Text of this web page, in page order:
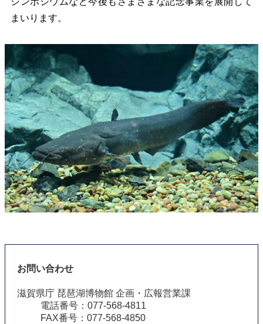
まいります。
お問い合わせ
滋賀県庁 琵琶湖博物館 企画・広報営業課
電話番号：077-568-4811
FAX番号：077-568-4850